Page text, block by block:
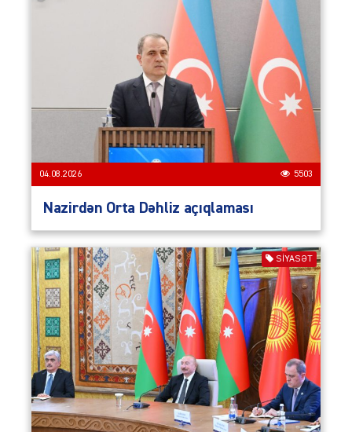
04.08.2026 5503
Nazirdən Orta Dəhliz açıqlaması
SIYASƏT